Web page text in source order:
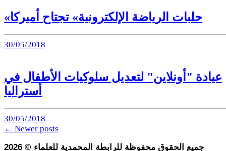
«حلبات الرياضة الإلكترونية» تجتاح أميركا
30/05/2018
عيادة "أونلاين" لتعديل سلوكيات الأطفال في
أستراليا
30/05/2018
← Newer posts
2026 © جميع الحقوق محفوظة للرابطة المحمدية للعلماء